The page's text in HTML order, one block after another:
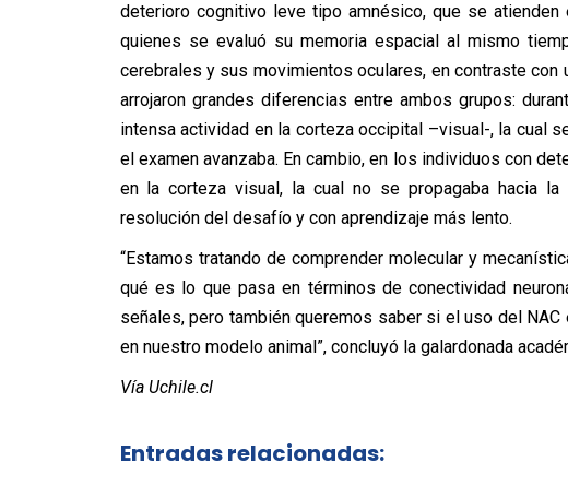
deterioro cognitivo leve tipo amnésico, que se
quienes se evaluó su memoria espacial al mismo
cerebrales y sus movimientos oculares, en contraste
arrojaron grandes diferencias entre ambos grupos:
intensa actividad en la corteza occipital –visual-, la cual
el examen avanzaba. En cambio, en los individuos con
en la corteza visual, la cual no se propagaba hacia
resolución del desafío y con aprendizaje más lento.
“Estamos tratando de comprender molecular y
qué es lo que pasa en términos de conectividad
señales, pero también queremos saber si el uso del
en nuestro modelo animal”, concluyó la galardonada
Vía Uchile.cl
Entradas relacionadas: